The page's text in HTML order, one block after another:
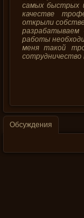
самых быстрых
качестве
открыли
разрабатываем
работы
меня такой
сотрудничество
Обсуждения